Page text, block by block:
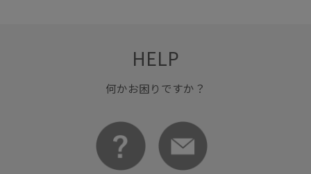
HELP
何かお困りですか？